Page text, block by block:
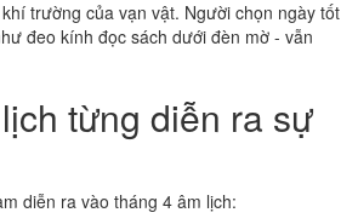
trường của vạn vật. Người chọn ngày tốt
đeo kính đọc sách dưới đèn mờ - vẫn
từng diễn ra sự
diễn ra vào tháng 4 âm lịch: